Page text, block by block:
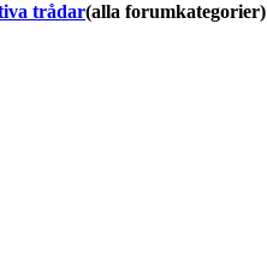
trådar(alla forumkategorier)